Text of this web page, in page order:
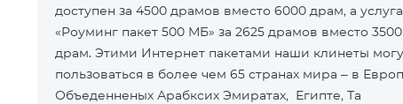
доступен за 4500 драмов вместо 6000 драм, а услуга
«Роуминг пакет 500 МБ» за 2625 драмов вместо 3500
драм. Этими Интернет пакетами наши клинеты
пользоваться в более чем 65 странах мира – в
Объеденненых Арабксих Эмиратах, Египте, Та